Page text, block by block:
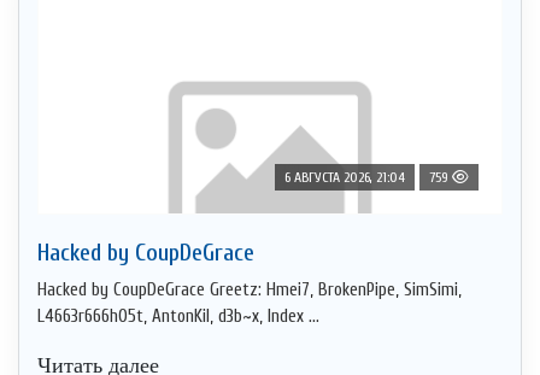
6 АВГУСТА 2026, 21:04 759
Hacked by CoupDeGrace
Hacked by CoupDeGrace Greetz: Hmei7, BrokenPipe, SimSimi,
L4663r666h05t, AntonKil, d3b~x, Index ...
Читать далее